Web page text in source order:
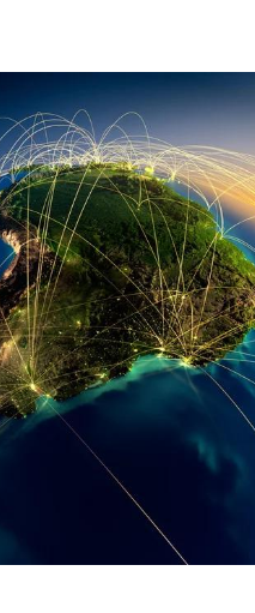
MARIA SONZINI
Comercial
Aviación General